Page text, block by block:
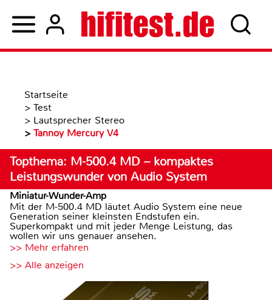
Startseite
> Test
> Lautsprecher Stereo
> Tannoy Mercury V4
Topthema: M-500.4 MD – kompaktes
Leistungswunder von Audio System
Miniatur-Wunder-Amp
Mit der M-500.4 MD läutet Audio System eine neue
Generation seiner kleinsten Endstufen ein.
Superkompakt und mit jeder Menge Leistung, das
wollen wir uns genauer ansehen.
>> Mehr erfahren
>> Alle anzeigen